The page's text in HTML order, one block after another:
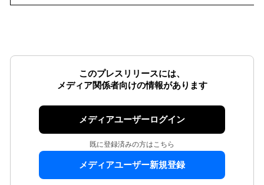
このプレスリリースには、
メディア関係者向けの情報があります
メディアユーザーログイン
既に登録済みの方はこちら
メディアユーザー新規登録